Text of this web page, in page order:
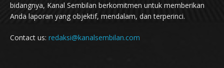
bidangnya, Kanal Sembilan berkomitmen untuk memberikan
Anda laporan yang objektif, mendalam, dan terperinci.
Contact us: redaksi@kanalsembilan.com